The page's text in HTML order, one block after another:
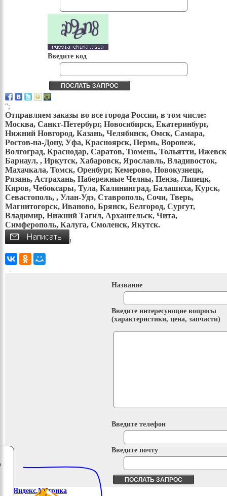
Введите код
";
Отправляем заказы во все города России, в том числе:
Москва, Санкт-Петербург, Новосибирск, Екатеринбург,
Нижний Новгород, Казань, Челябинск, Омск, Самара,
Ростов-на-Дону, Уфа, Красноярск, Пермь, Воронеж,
Волгоград, Краснодар, Саратов, Тюмень, Тольятти,
Барнаул, , Иркутск, Хабаровск, Ярославль, Владивосток,
Махачкала, Томск, Оренбург, Кемерово, Новокузнецк,
Рязань, Астрахань, Набережные Челны, Пенза, Липецк,
Киров, Чебоксары, Тула, Калининград, Балашиха, Курск,
Севастополь, , Улан-Удэ, Ставрополь, Сочи, Тверь,
Магнитогорск, Иваново, Брянск, Белгород, Сургут,
Владимир, Нижний Тагил, Архангельск, Чита,
Симферополь, Калуга, Смоленск, Якутск.
!
Название
Введите интересующие вопросы
(характеристики, цена, запчасти)
Введите телефон
Введите почту